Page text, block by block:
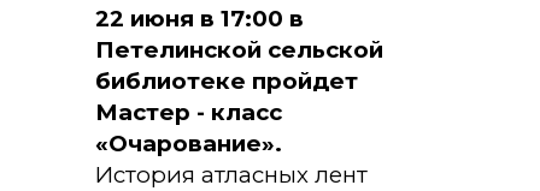
22 июня в 17:00 в
Петелинской сельской
библиотеке пройдет
Мастер - класс
«Очарование».
История атласных лент